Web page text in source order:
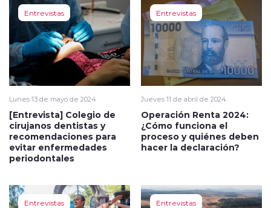
Entrevistas
Lunes 13 de mayo de 2024
[Entrevista] Colegio de
cirujanos dentistas y
recomendaciones para
evitar enfermedades
periodontales
Entrevistas
Jueves 11 de abril de 2024
Operación Renta 2024:
¿Cómo funciona el
proceso y quiénes deben
hacer la declaración?
Entrevistas Entrevistas